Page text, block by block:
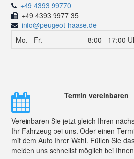
+49 4393 99770
+49 4393 9977 35
info@peugeot-haase.de
Mo. - Fr.
8:00 - 17:00
Termin vereinbaren
Vereinbaren Sie jetzt gleich Ihren
Ihr Fahrzeug bei uns. Oder einen
mit dem Auto Ihrer Wahl. Füllen Sie
melden uns schnellst möglich bei